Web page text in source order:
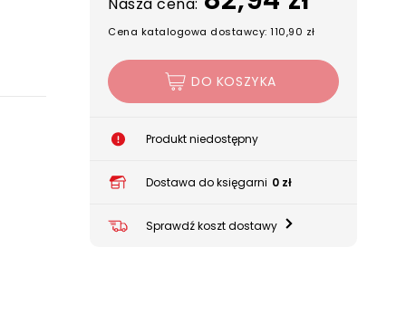
Cena katalogowa dostawcy: 110,90 zł
DO KOSZYKA
Produkt niedostępny
Dostawa do księgarni 0 zł
Sprawdź koszt dostawy